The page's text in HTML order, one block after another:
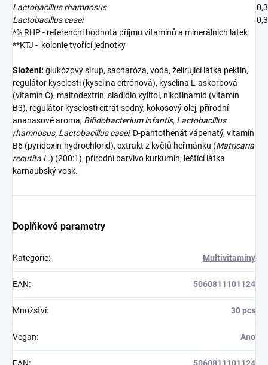
Lactobacillus rhamnosus
Lactobacillus casei
*% RHP - referenční hodnota příjmu vitamínů a minerálních látek
**KTJ - kolonie tvořící jednotky
Složení: glukózový sirup, sacharóza, voda, želírující látka pektin,
regulátor kyselosti (kyselina citrónová), kyselina L-askorbová
(vitamín C), maltodextrin, sladidlo xylitol, nikotinamid (vitamín
B3), regulátor kyselosti citrát sodný, kokosový olej, přírodní
ananasové aroma, Bifidobacterium infantis, Lactobacillus
rhamnosus, Lactobacillus casei, D-pantothenát vápenatý, vitamín
B6 (pyridoxin-hydrochlorid), extrakt z květů heřmánku (Matricaria
recutita L.) (200:1), přírodní barvivo kurkumin, leštící látka
karnaubský vosk.
Doplňkové parametry
Kategorie: Multivitamíny
EAN: 5060811101124
Množství: 30 pcs
Vegan: Ano